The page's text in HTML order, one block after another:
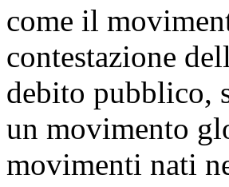
come il
contestazione
debito pubblico,
un movimento
movimenti nati